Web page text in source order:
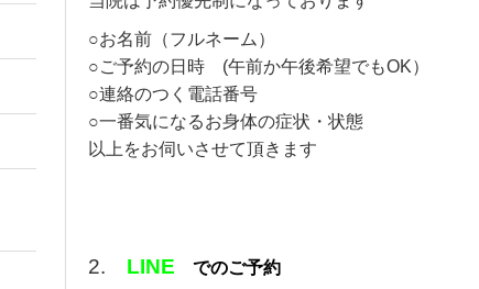
○お名前（フルネーム）
○ご予約の日時 (午前か午後希望でもOK）
○連絡のつく電話番号
○一番気になるお身体の症状・状態
以上をお伺いさせて頂きます
2. LINE でのご予約